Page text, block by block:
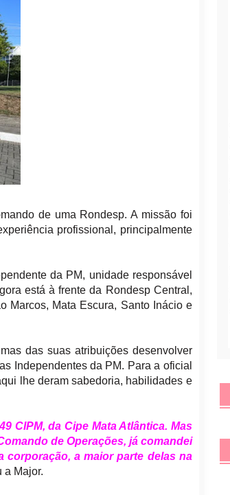
de uma Rondesp. A missão foi
profissional, principalmente
da PM, unidade responsável
está à frente da Rondesp Central,
Marcos, Mata Escura, Santo Inácio e
das suas atribuições desenvolver
Independentes da PM. Para a oficial
lhe deram sabedoria, habilidades e
CIPM, da Cipe Mata Atlântica. Mas
de Operações, já comandei
corporação, a maior parte delas na
a Major.